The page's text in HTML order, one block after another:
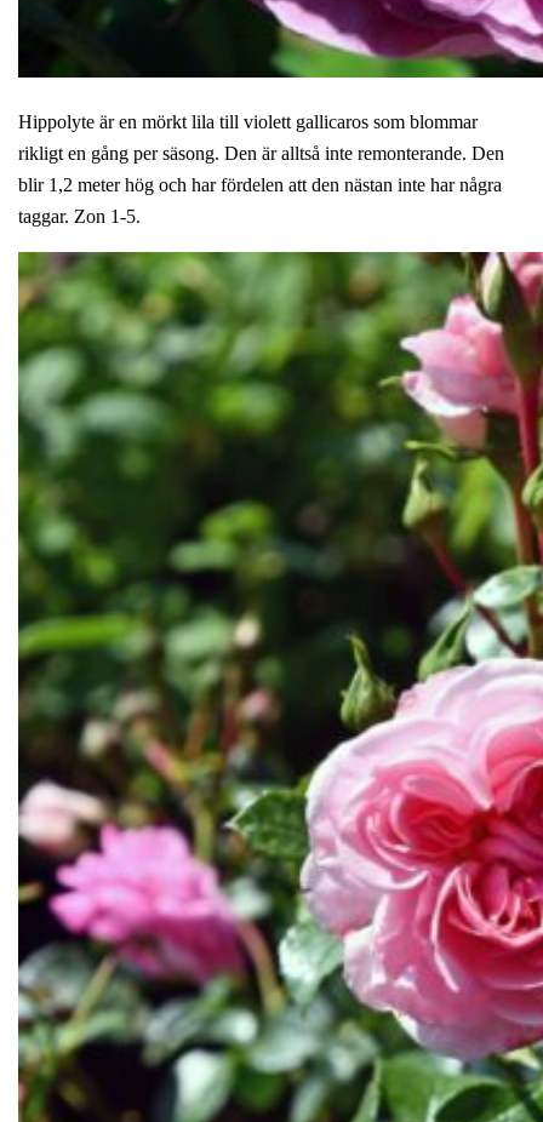
Hippolyte är en mörkt lila till violett gallicaros som blommar
rikligt en gång per säsong. Den är alltså inte remonterande. Den
blir 1,2 meter hög och har fördelen att den nästan inte har några
taggar. Zon 1-5.